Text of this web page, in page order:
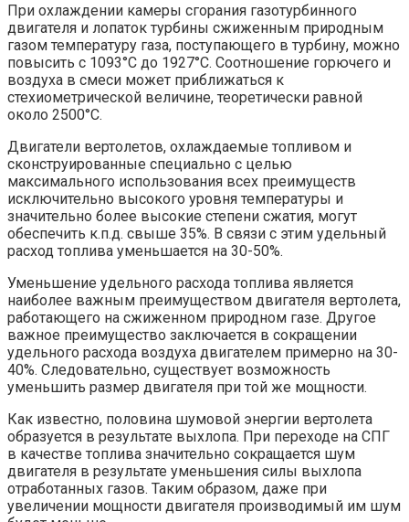
При охлаждении камеры сгорания газотурбинного
двигателя и лопаток турбины сжиженным природным
газом температуру газа, поступающего в турбину, можно
повысить с 1093°С до 1927°С. Соотношение горючего и
воздуха в смеси может приближаться к
стехиометрической величине, теоретически равной
около 2500°С.
Двигатели вертолетов, охлаждаемые топливом и
сконструированные специально с целью
максимального использования всех преимуществ
исключительно высокого уровня температуры и
значительно более высокие степени сжатия, могут
обеспечить к.п.д. свыше 35%. В связи с этим удельный
расход топлива уменьшается на 30-50%.
Уменьшение удельного расхода топлива является
наиболее важным преимуществом двигателя вертолета,
работающего на сжиженном природном газе. Другое
важное преимущество заключается в сокращении
удельного расхода воздуха двигателем примерно на 30-
40%. Следовательно, существует возможность
уменьшить размер двигателя при той же мощности.
Как известно, половина шумовой энергии вертолета
образуется в результате выхлопа. При переходе на СПГ
в качестве топлива значительно сокращается шум
двигателя в результате уменьшения силы выхлопа
отработанных газов. Таким образом, даже при
увеличении мощности двигателя производимый им шум